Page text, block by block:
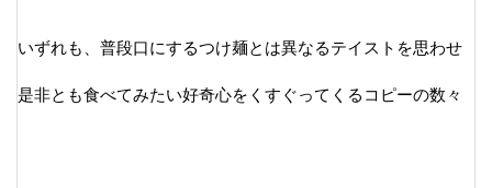
いずれも、普段口にするつけ麺とは異なるテイストを思わせ
是非とも食べてみたい好奇心をくすぐってくるコピーの数々